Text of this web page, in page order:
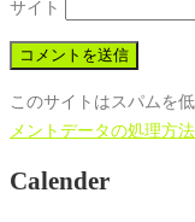
サイト
このサイトはスパムを
メントデータの処理方
Calender